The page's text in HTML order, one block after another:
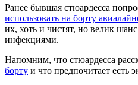
Ранее бывшая стюардесса
использовать на борту
их, хоть и чистят, но велик
инфекциями.
Напомним, что стюардесса
борту и что предпочитает есть